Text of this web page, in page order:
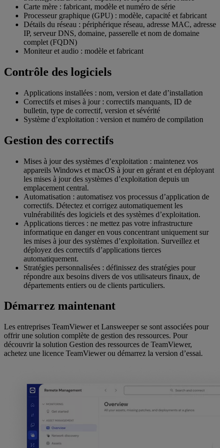
Carte mère : fabricant, modèle et numéro de série
Processeur graphique (GPU) : modèle, capacité et fabricant
Détails du réseau : périphérique réseau, adresse MAC, adresse
IP, serveur DNS, domaine, passerelle et nom de domaine
complet (FQDN)
Moniteur et audio : modèle et fabricant
Contrôle des logiciels
Applications installées : nom, version et date d’installation
Correctifs et mises à jour : correctifs manquants, ID de
bulletin, type de correctif, version et sévérité
Système d’exploitation : version et numéro de compilation
Gestion des correctifs
Mises à jour des systèmes d’exploitation : maintenez vos
appareils Windows et macOS à jour en gérant et en déployant
les mises à jour des systèmes d’exploitation depuis un
emplacement central.
Automatisation : automatisez vos processus d’application de
correctifs. Détectez et corrigez automatiquement les
vulnérabilités des logiciels et des systèmes d’exploitation.
Applications tierces : ne mettez pas votre infrastructure
informatique en danger en vous concentrant uniquement sur
les mises à jour des systèmes d’exploitation. Surveillez et
déployez des correctifs d’applications tierces
automatiquement.
Stratégies personnalisées : définissez des stratégies pour
répondre aux besoins divers de vos utilisateurs finaux, de
départements entiers ou de clients particuliers.
Démarrez maintenant
Les entreprises TeamViewer et Lansweeper se sont associées pour
offrir une solution complète de gestion des ressources. Pour
découvrir la solution Gestion des ressources de TeamViewer,
achetez une licence TeamViewer ou démarrez la version d’essai.